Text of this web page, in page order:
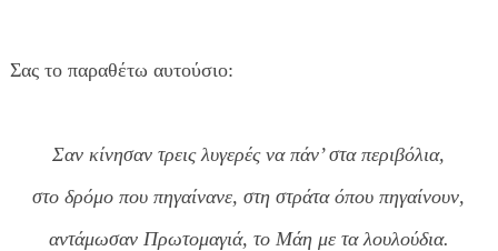
Σας το παραθέτω αυτούσιο:
Σαν κίνησαν τρεις λυγερές να πάν’ στα περιβόλια,
στο δρόμο που πηγαίνανε, στη στράτα όπου πηγαίνουν,
αντάμωσαν Πρωτομαγιά, το Μάη με τα λουλούδια.